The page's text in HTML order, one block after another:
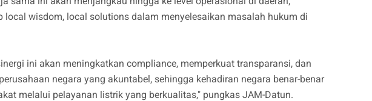
local wisdom, local solutions dalam menyelesaikan masalah hukum di
ini akan meningkatkan compliance, memperkuat transparansi, dan
negara yang akuntabel, sehingga kehadiran negara benar-benar
melalui pelayanan listrik yang berkualitas," pungkas JAM-Datun.